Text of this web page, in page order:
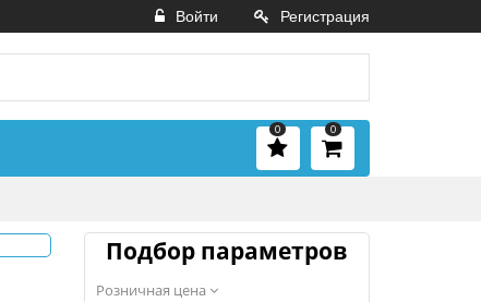
Войти Регистрация
0
0
Подбор параметров
Розничная цена